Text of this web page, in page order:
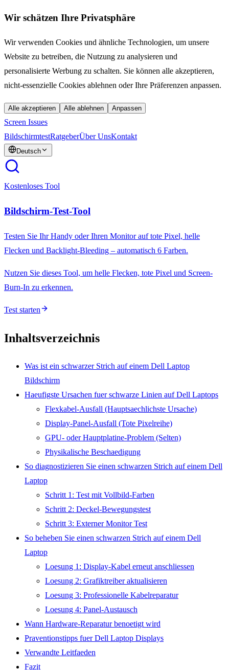
Wir schätzen Ihre Privatsphäre
Wir verwenden Cookies und ähnliche Technologien, um unsere
Website zu betreiben, die Nutzung zu analysieren und
personalisierte Werbung zu schalten. Sie können alle akzeptieren,
nicht-essenzielle Cookies ablehnen oder Ihre Präferenzen anpassen.
Alle akzeptieren Alle ablehnen Anpassen
Screen Issues
BildschirmtestRatgeberÜber UnsKontakt
Deutsch
Kostenloses Tool
Bildschirm-Test-Tool
Testen Sie Ihr Handy oder Ihren Monitor auf tote Pixel, helle
Flecken und Backlight-Bleeding – automatisch 6 Farben.
Nutzen Sie dieses Tool, um helle Flecken, tote Pixel und Screen-
Burn-In zu erkennen.
Test starten
Inhaltsverzeichnis
Was ist ein schwarzer Strich auf einem Dell Laptop
Bildschirm
Haeufigste Ursachen fuer schwarze Linien auf Dell Laptops
Flexkabel-Ausfall (Hauptsaechlichste Ursache)
Display-Panel-Ausfall (Tote Pixelreihe)
GPU- oder Hauptplatine-Problem (Selten)
Physikalische Beschaedigung
So diagnostizieren Sie einen schwarzen Strich auf einem Dell
Laptop
Schritt 1: Test mit Vollbild-Farben
Schritt 2: Deckel-Bewegungstest
Schritt 3: Externer Monitor Test
So beheben Sie einen schwarzen Strich auf einem Dell
Laptop
Loesung 1: Display-Kabel erneut anschliessen
Loesung 2: Grafiktreiber aktualisieren
Loesung 3: Professionelle Kabelreparatur
Loesung 4: Panel-Austausch
Wann Hardware-Reparatur benoetigt wird
Praventionstipps fuer Dell Laptop Displays
Verwandte Leitfaeden
Fazit